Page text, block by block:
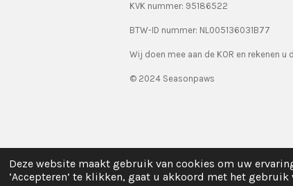
Deze website maakt gebruik van cookies om uw
‘Accepteren’ te klikken, gaat u akkoord met het gebruik
KVK nummer: 95186522
BTW-ID nummer: NL005136031B77
Wij doen mee aan de KOR en rekenen u
© 2024 Seasonpaws